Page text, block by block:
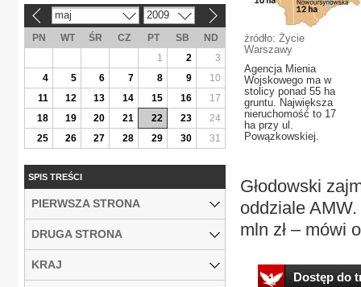
źródło: Życie
Warszawy
Agencja Mienia
Wojskowego ma w
stolicy ponad 55 ha
gruntu. Największa
nieruchomość to 17
ha przy ul.
Powązkowskiej.
Głodowski
oddziale
mln zł – mówi
Dostęp do
maj 2009
PN WT ŚR CZ PT SB
ND
1
2
3
4
5 6 7 8 9
10
11
12 13 14 15 16
17
18
19 20 21 22 23
24
25
26 27 28 29 30 31
SPIS TREŚCI
PIERWSZA STRONA
DRUGA STRONA
KRAJ